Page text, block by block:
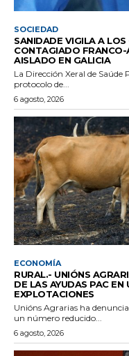
SOCIEDAD
SANIDADE VIGILA A
CONTAGIADO
AISLADO EN GALICIA
La Dirección Xeral de
protocolo de...
6 agosto, 2026
ECONOMÍA
RURAL.- UNIÓNS
DE LAS AYUDAS PAC
EXPLOTACIONES
Unións Agrarias ha
un número reducido...
6 agosto, 2026